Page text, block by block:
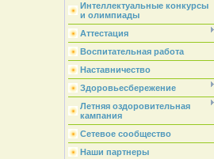
Интеллектуальные конкурсы
и олимпиады
Аттестация
Воспитательная работа
Наставничество
Здоровьесбережение
Летняя оздоровительная
кампания
Сетевое сообщество
Наши партнеры